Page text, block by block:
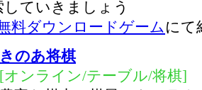
ていきましょう
料ダウンロードゲームにて
きのあ将棋
[オンライン/テーブル/将棋]